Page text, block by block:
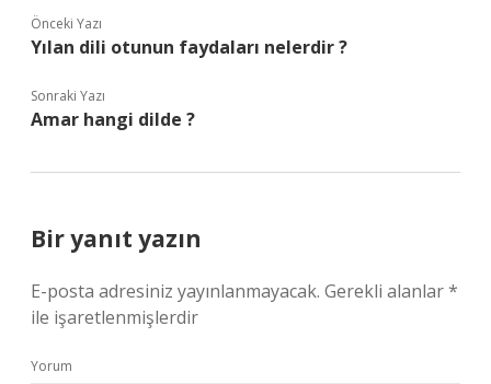
Önceki Yazı
Yılan dili otunun faydaları nelerdir ?
Sonraki Yazı
Amar hangi dilde ?
Bir yanıt yazın
E-posta adresiniz yayınlanmayacak. Gerekli alanlar*
ile işaretlenmişlerdir
Yorum